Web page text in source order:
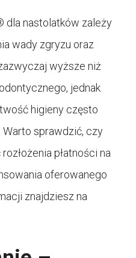
dla nastolatków zależy
wady zgryzu oraz
wyższe niż
jednak
higieny często
Warto sprawdzić, czy
płatności na
oferowanego
znajdziesz na